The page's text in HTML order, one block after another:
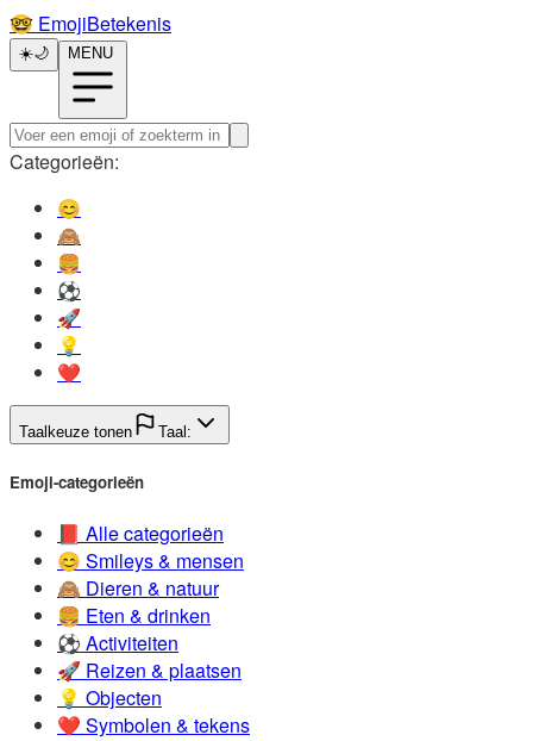
🤓️ EmojiBetekenis
☀️🌙 MENU
Categorieën:
😊️
🙈️
🍔️
⚽️
🚀️
💡️
❤️
Taalkeuze tonen Taal:
Emoji-categorieën
📕️ Alle categorieën
😊️ Smileys & mensen
🙈️ Dieren & natuur
🍔️ Eten & drinken
⚽️ Activiteiten
🚀️ Reizen & plaatsen
💡️ Objecten
❤️ Symbolen & tekens